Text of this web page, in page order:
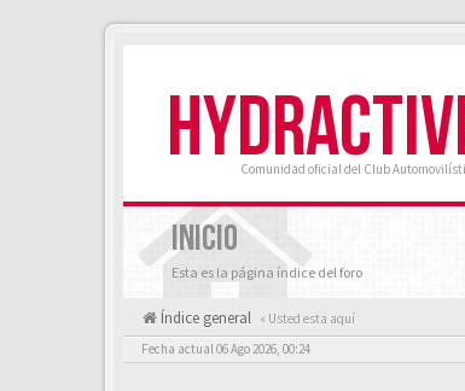
Comunidad oficial del Club
INICIO
Esta es la página índice del foro
Índice general « Usted esta aquí
Fecha actual 06 Ago 2026, 00:24